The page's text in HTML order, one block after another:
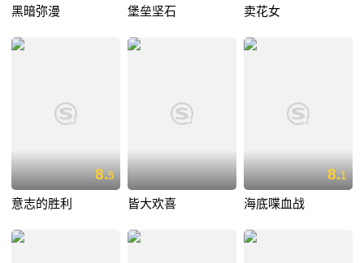
黑暗弥漫 堡垒坚石 卖花女
8.5
意志的胜利 皆大欢喜
8.1
海底喋血战